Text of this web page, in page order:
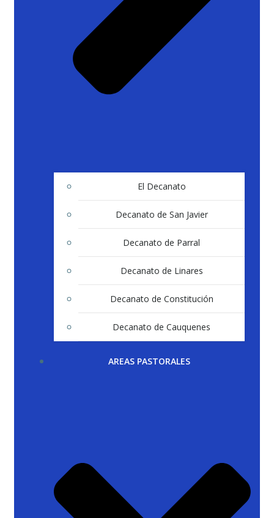
El Decanato
Decanato de San Javier
Decanato de Parral
Decanato de Linares
Decanato de Constitución
Decanato de Cauquenes
AREAS PASTORALES